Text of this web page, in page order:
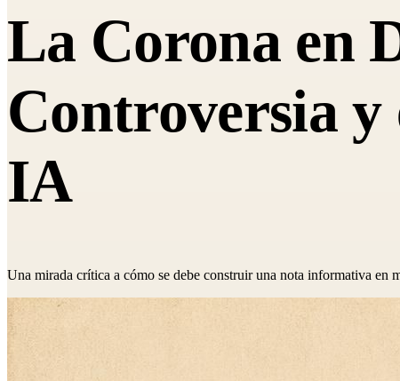
La Corona en
Controversia y
IA
Una mirada crítica a cómo se debe construir una nota informativa